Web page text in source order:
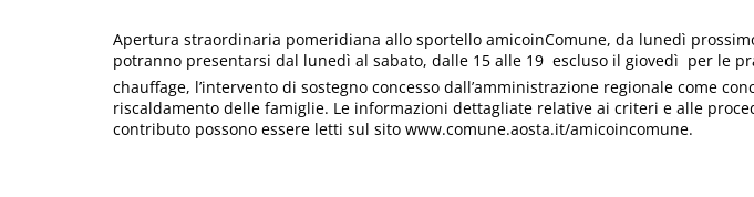
Apertura straordinaria pomeridiana allo sportello amicoinComune, da lunedì
potranno presentarsi dal lunedì al sabato, dalle 15 alle 19  escluso il giovedì  per le
chauffage, l’intervento di sostegno concesso dall’amministrazione regionale come
riscaldamento delle famiglie. Le informazioni dettagliate relative ai criteri e alle
contributo possono essere letti sul sito www.comune.aosta.it/amicoincomune.